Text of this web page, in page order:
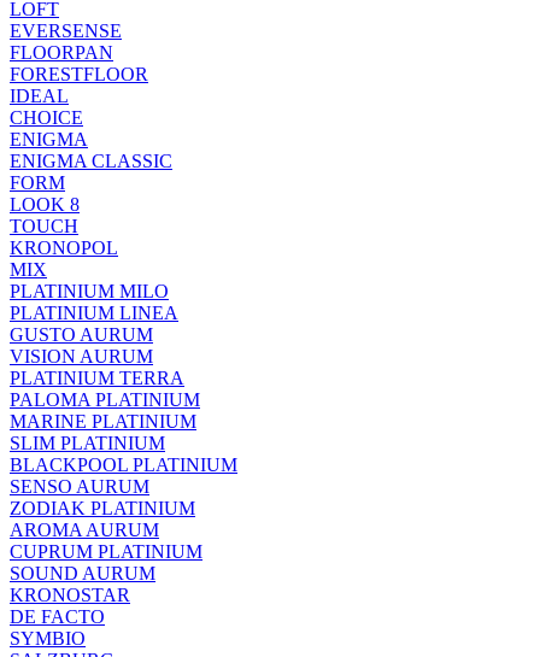
LOFT
EVERSENSE
FLOORPAN
FORESTFLOOR
IDEAL
CHOICE
ENIGMA
ENIGMA CLASSIC
FORM
LOOK 8
TOUCH
KRONOPOL
MIX
PLATINIUM MILO
PLATINIUM LINEA
GUSTO AURUM
VISION AURUM
PLATINIUM TERRA
PALOMA PLATINIUM
MARINE PLATINIUM
SLIM PLATINIUM
BLACKPOOL PLATINIUM
SENSO AURUM
ZODIAK PLATINIUM
AROMA AURUM
CUPRUM PLATINIUM
SOUND AURUM
KRONOSTAR
DE FACTO
SYMBIO